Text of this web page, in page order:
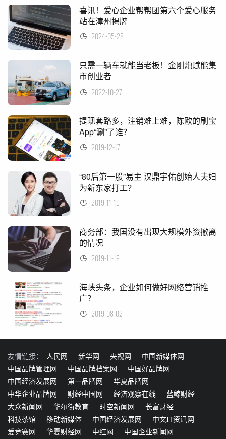
喜讯！爱心企业帮帮团第六个爱心服务
站在漳州揭牌
2024-05-28
只需一辆车就能当老板！金刚炮赋能集
市创业者
2022-10-27
提现套路多，注销难上难，陈欧的刷宝
App“涮”了谁？
2019-12-17
“80后第一股”易主 汉鼎宇佑创始人夫妇
为新东家打工？
2019-11-19
商务部：我国没有出现大规模外资撤离
的情况
2019-11-19
海峡头条，企业如何做好网络营销推
广？
2019-08-02
友情链接： 人民网 新华网 央视网
中国新媒体网
中国品牌管理网
中国品牌档案网
中国好品牌网
中国经济发展网
第一品牌网
华夏品牌网
中华企业品牌网
财经中国网 经济观察在线
蓝鲸财经
大众新闻网
华尔街教育 时空新闻网
长富财经
科技茶馆
移动新媒体 中国经济发展网
中文IT资讯网
爱竞赛网
华夏财经网 中红网 中国企业新闻网